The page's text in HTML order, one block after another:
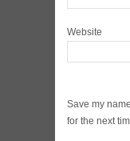
Website
Save my
for the next